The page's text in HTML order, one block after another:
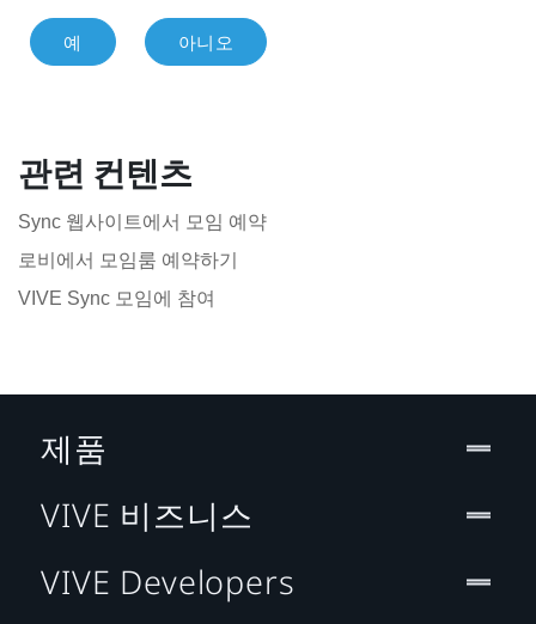
예 아니오
관련 컨텐츠
Sync 웹사이트에서 모임 예약
로비에서 모임룸 예약하기
VIVE Sync 모임에 참여
제품
VIVE 비즈니스
VIVE Developers